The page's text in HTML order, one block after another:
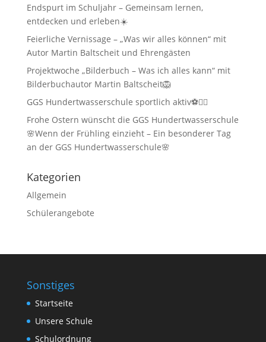
Endspurt im Schuljahr – Gemeinsam lernen,
entdecken und erleben☀️
Feierliche Vernissage – „Was wir alles können“ mit
Autor Martin Baltscheit und Ehrengästen
Projektwoche „Bilderbuch – Was ich alles kann“ mit
Bilderbuchautor Martin Baltscheit🦁
GGS Hundertwasserschule sportlich aktiv⚽🏃‍♂️
Frohe Ostern wünscht die GGS Hundertwasserschule
🌸Wenn der Frühling einzieht – Ein besonderer Tag
an der GGS Hundertwasserschule🌸
Kategorien
Allgemein
Schülerangebote
Sonstiges
Startseite
Unsere Schule
Schulordnung